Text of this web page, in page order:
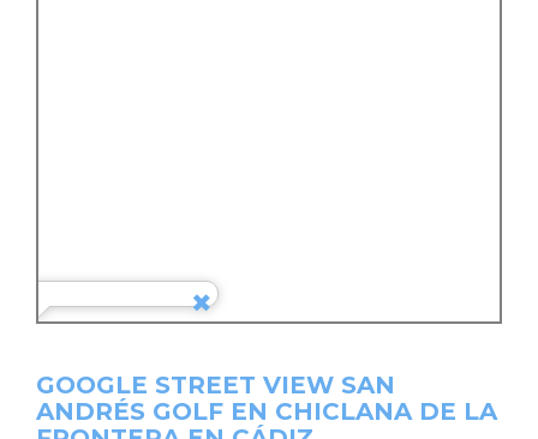
GOOGLE STREET VIEW SAN
ANDRÉS GOLF EN CHICLANA DE LA